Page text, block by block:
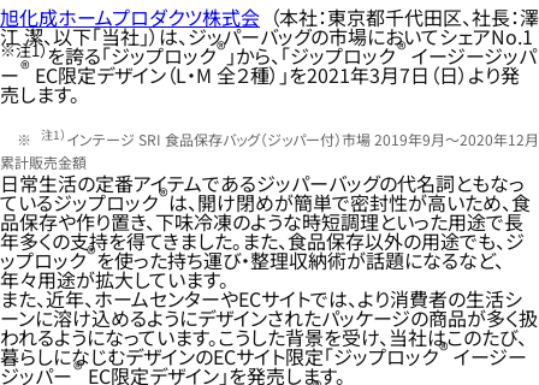
旭化成ホームプロダクツ株式会 （本社：東京都千代田区、社長：澤
江 潔、以下「当社」）は、ジッパーバッグの市場においてシェアNo.1
※注1）を誇る「ジップロック®」から、「ジップロック®イージージッパ
ー®EC限定デザイン（L・M 全２種）」を2021年3月7日（日）より発
売します。
注1） インテージ SRI 食品保存バッグ（ジッパー付）市場 2019年9月～2020年12月
累計販売金額
日常生活の定番アイテムであるジッパーバッグの代名詞ともなっ
ているジップロック®は、開け閉めが簡単で密封性が高いため、食
品保存や作り置き、下味冷凍のような時短調理といった用途で長
年多くの支持を得てきました。また、食品保存以外の用途でも、ジ
ップロック®を使った持ち運び・整理収納術が話題になるなど、
年々用途が拡大しています。
また、近年、ホームセンターやECサイトでは、より消費者の生活シ
ーンに溶け込めるようにデザインされたパッケージの商品が多く扱
われるようになっています。こうした背景を受け、当社はこのたび、
暮らしになじむデザインのECサイト限定「ジップロック®イージー
ジッパー®EC限定デザイン」を発売します。